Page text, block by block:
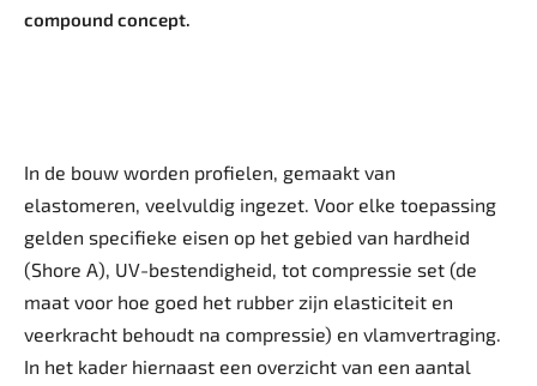
compound concept.
In de bouw worden profielen, gemaakt van
elastomeren, veelvuldig ingezet. Voor elke toepassing
gelden specifieke eisen op het gebied van hardheid
(Shore A), UV-bestendigheid, tot compressie set (de
maat voor hoe goed het rubber zijn elasticiteit en
veerkracht behoudt na compressie) en vlamvertraging.
In het kader hiernaast een overzicht van een aantal